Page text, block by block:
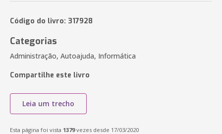
Código do livro: 317928
Categorias
Administração, Autoajuda, Informática
Compartilhe este livro
Leia um trecho
Esta página foi vista 1379vezes desde 17/03/2020